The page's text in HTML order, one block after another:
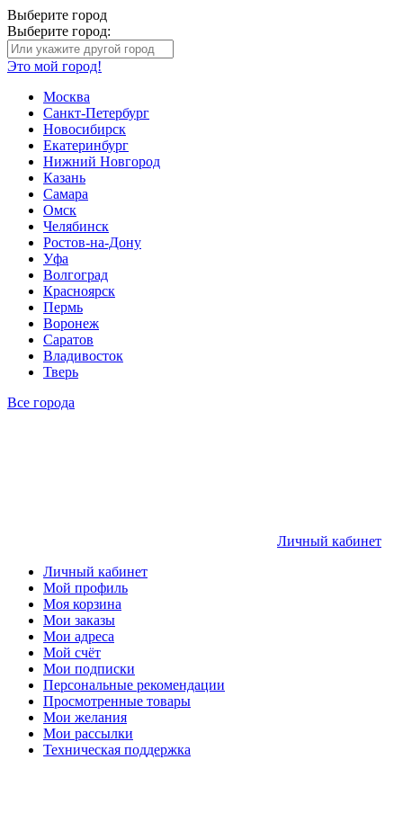
Выберите город
Выберите город:
Это мой город!
Москва
Санкт-Петербург
Новосибирск
Екатеринбург
Нижний Новгород
Казань
Самара
Омск
Челябинск
Ростов-на-Дону
Уфа
Волгоград
Красноярск
Пермь
Воронеж
Саратов
Владивосток
Тверь
Все города
Личный кабинет
Личный кабинет
Мой профиль
Моя корзина
Мои заказы
Мои адреса
Мой счёт
Мои подписки
Персональные рекомендации
Просмотренные товары
Мои желания
Мои рассылки
Техническая поддержка